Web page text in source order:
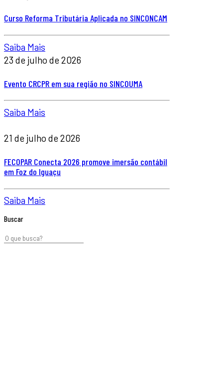
Curso Reforma Tributária Aplicada no SINCONCAM
Saiba Mais
23 de julho de 2026
Evento CRCPR em sua região no SINCOUMA
Saiba Mais
21 de julho de 2026
FECOPAR Conecta 2026 promove imersão contábil
em Foz do Iguaçu
Saiba Mais
Buscar